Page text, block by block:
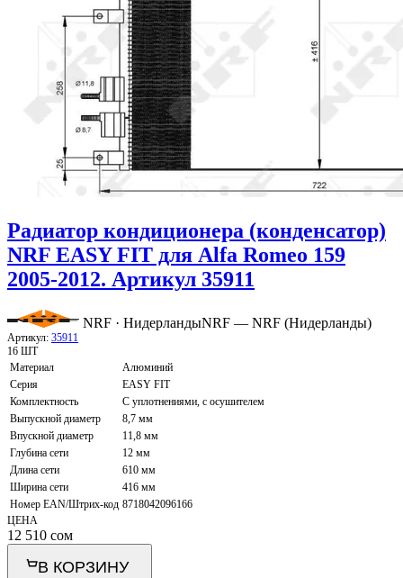
Радиатор кондиционера (конденсатор)
NRF EASY FIT для Alfa Romeo 159
2005-2012. Артикул 35911
NRF · НидерландыNRF — NRF (Нидерланды)
Артикул: 35911
16 ШТ
Материал
Алюминий
Серия
EASY FIT
Комплектность
С уплотнениями, с осушителем
Выпускной диаметр
8,7 мм
Впускной диаметр
11,8 мм
Глубина сети
12 мм
Длина сети
610 мм
Ширина сети
416 мм
Номер EAN/Штрих-код 8718042096166
ЦЕНА
12 510 сом
В КОРЗИНУ